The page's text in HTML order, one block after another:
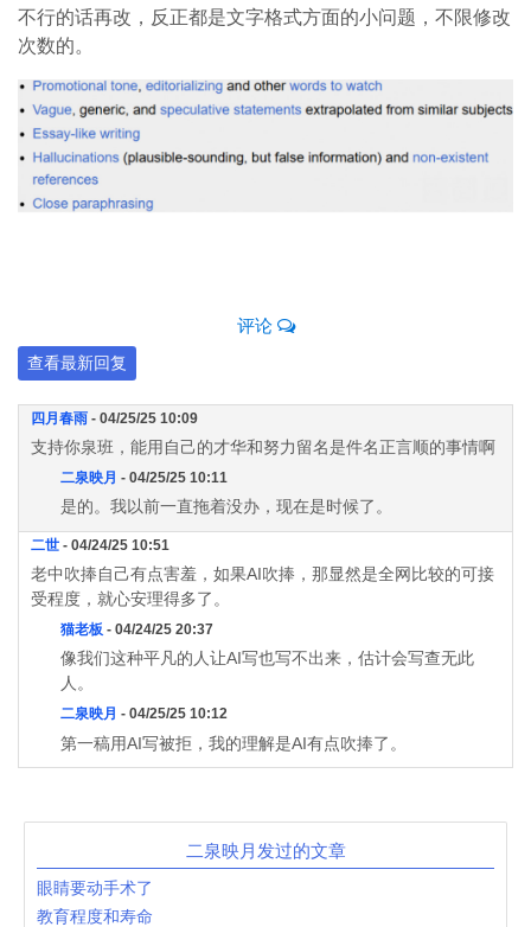
不行的话再改，反正都是文字格式方面的小问题，不限修改
次数的。
评论
查看最新回复
四月春雨 - 04/25/25 10:09
支持你泉班，能用自己的才华和努力留名是件名正言顺的事情啊
二泉映月 - 04/25/25 10:11
是的。我以前一直拖着没办，现在是时候了。
二世 - 04/24/25 10:51
老中吹捧自己有点害羞，如果AI吹捧，那显然是全网比较的可接
受程度，就心安理得多了。
猫老板 - 04/24/25 20:37
像我们这种平凡的人让AI写也写不出来，估计会写查无此
人。
二泉映月 - 04/25/25 10:12
第一稿用AI写被拒，我的理解是AI有点吹捧了。
二泉映月发过的文章
眼睛要动手术了
教育程度和寿命